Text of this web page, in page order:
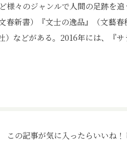
様々のジャンルで人間の足跡を
新書）『文士の逸品』（文藝春
）などがある。2016年には、『
この記事が気に入ったらいいね！